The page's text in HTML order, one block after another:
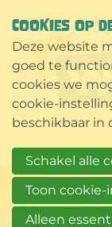
COOKIES OP
Deze website
goed te
cookies we
cookie-
beschikbaar in
Schakel alle
Toon
Alleen